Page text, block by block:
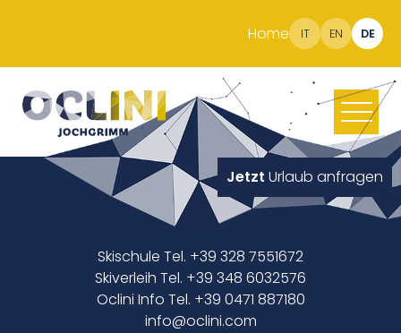
Home IT EN DE
Jetzt Urlaub anfragen
Skischule Tel. +39 328 7551672
Skiverleih Tel. +39 348 6032576
Oclini Info Tel. +39 0471 887180
info@oclini.com